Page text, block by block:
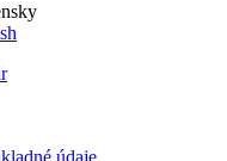
údaje